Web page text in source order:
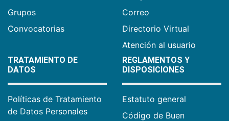
Grupos
Convocatorias
Correo
Directorio Virtual
Atención al usuario
TRATAMIENTO DE
DATOS
Políticas de Tratamiento
de Datos Personales
REGLAMENTOS Y
DISPOSICIONES
Estatuto general
Código de Buen